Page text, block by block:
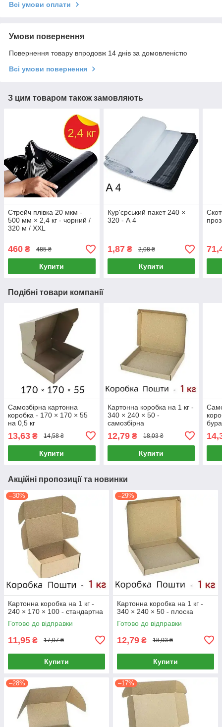
Всі умови оплати
Умови повернення
Повернення товару впродовж 14 днів за домовленістю
Всі умови повернення
З цим товаром також замовляють
Стрейч плівка 20 мкм -
500 мм × 2,4 кг - чорний /
320 м / XXL
460 ₴ 485 ₴
Купити
Кур'єрський пакет 240 ×
320 - А 4
1,87₴ 2,08 ₴
Купити
Подібні товари компанії
Самозбірна картонна
коробка - 170 × 170 × 55
на 0,5 кг
13,63 ₴ 14,58 ₴
Купити
Картонна коробка на 1 кг -
340 × 240 × 50 -
самозбірна
12,79₴ 18,03 ₴
Купити
Акційні пропозиції та новинки
–30%
Картонна коробка на 1 кг -
240 × 170 × 100 - стандартна
Готово до відправки
11,95 ₴ 17,07 ₴
Купити
–29%
Картонна коробка на 1 кг -
340 × 240 × 50 - плоска
Готово до відправки
12,79 ₴ 18,03 ₴
Купити
–28% –17%